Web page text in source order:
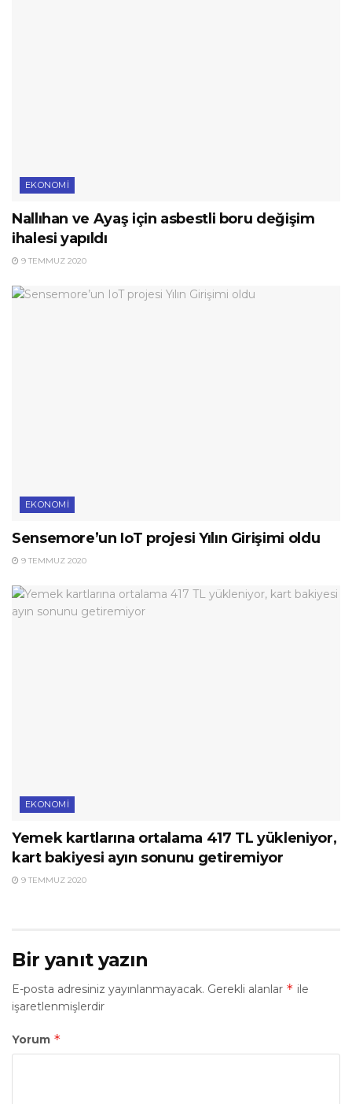
EKONOMI
Nallıhan ve Ayaş için asbestli boru değişim
ihalesi yapıldı
9 TEMMUZ 2020
EKONOMI
Sensemore’un IoT projesi Yılın Girişimi oldu
9 TEMMUZ 2020
EKONOMI
Yemek kartlarına ortalama 417 TL yükleniyor,
kart bakiyesi ayın sonunu getiremiyor
9 TEMMUZ 2020
Bir yanıt yazın
E-posta adresiniz yayınlanmayacak. Gerekli alanlar * ile
işaretlenmişlerdir
Yorum *